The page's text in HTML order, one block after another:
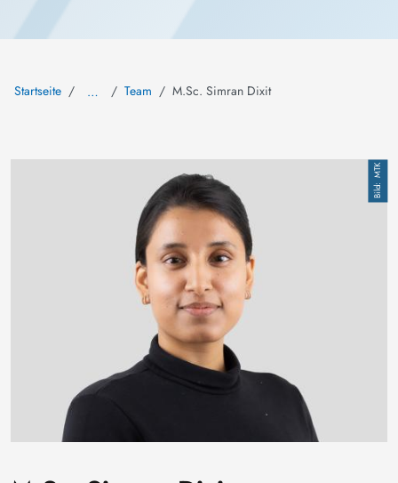
Startseite … Team M.Sc. Simran Dixit
MTK